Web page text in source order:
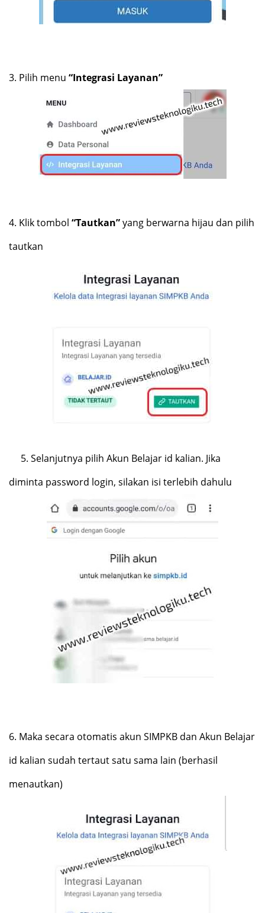
3. Pilih menu “Integrasi Layanan”
4. Klik tombol “Tautkan”yang berwarna hijau dan pilih
tautkan
5. Selanjutnya pilih Akun Belajar id kalian. Jika
diminta password login, silakan isi terlebih dahulu
6. Maka secara otomatis akun SIMPKB dan Akun Belajar
id kalian sudah tertaut satu sama lain (berhasil
menautkan)